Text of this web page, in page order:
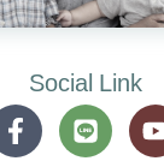
Social Link